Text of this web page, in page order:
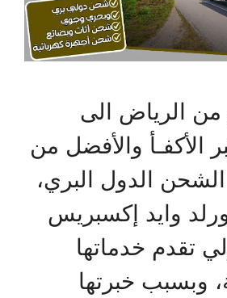
الرياض الى
الأكفـأ والأفضل من
الدول البري،
وايد إكسبريس
تقدم خدماتها
وبسبب خبرتها